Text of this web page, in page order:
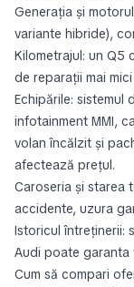
Generația și
variante hibride),
Kilometrajul: un Q5
de reparații mai
Echipările: sistemul
infotainment MMI,
volan încălzit și
afectează prețul.
Caroseria și starea
accidente, uzura
Istoricul întreținerii:
Audi poate garanta
Cum să compari